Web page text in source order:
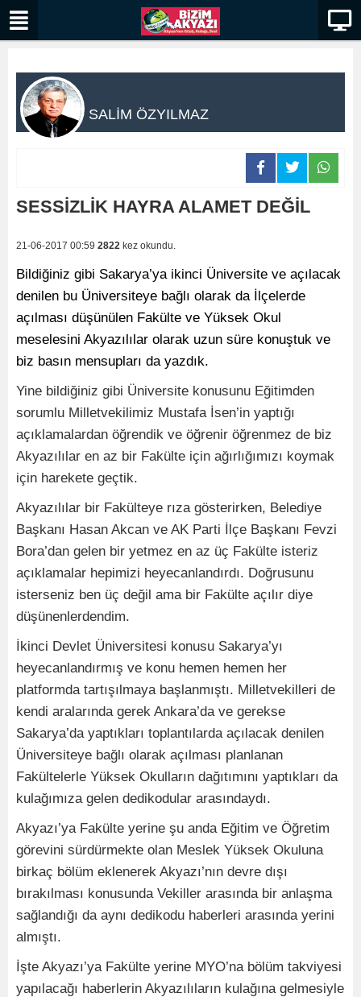
SALİM ÖZYILMAZ
SESSİZLİK HAYRA ALAMET DEĞİL
21-06-2017 00:59 2822 kez okundu.
Bildiğiniz gibi Sakarya’ya ikinci Üniversite ve açılacak
denilen bu Üniversiteye bağlı olarak da İlçelerde
açılması düşünülen Fakülte ve Yüksek Okul
meselesini Akyazılılar olarak uzun süre konuştuk ve
biz basın mensupları da yazdık.
Yine bildiğiniz gibi Üniversite konusunu Eğitimden
sorumlu Milletvekilimiz Mustafa İsen’in yaptığı
açıklamalardan öğrendik ve öğrenir öğrenmez de biz
Akyazılılar en az bir Fakülte için ağırlığımızı koymak
için harekete geçtik.
Akyazılılar bir Fakülteye rıza gösterirken, Belediye
Başkanı Hasan Akcan ve AK Parti İlçe Başkanı Fevzi
Bora’dan gelen bir yetmez en az üç Fakülte isteriz
açıklamalar hepimizi heyecanlandırdı. Doğrusunu
isterseniz ben üç değil ama bir Fakülte açılır diye
düşünenlerdendim.
İkinci Devlet Üniversitesi konusu Sakarya’yı
heyecanlandırmış ve konu hemen hemen her
platformda tartışılmaya başlanmıştı. Milletvekilleri de
kendi aralarında gerek Ankara’da ve gerekse
Sakarya’da yaptıkları toplantılarda açılacak denilen
Üniversiteye bağlı olarak açılması planlanan
Fakültelerle Yüksek Okulların dağıtımını yaptıkları da
kulağımıza gelen dedikodular arasındaydı.
Akyazı’ya Fakülte yerine şu anda Eğitim ve Öğretim
görevini sürdürmekte olan Meslek Yüksek Okuluna
birkaç bölüm eklenerek Akyazı’nın devre dışı
bırakılması konusunda Vekiller arasında bir anlaşma
sağlandığı da aynı dedikodu haberleri arasında yerini
almıştı.
İşte Akyazı’ya Fakülte yerine MYO’na bölüm takviyesi
yapılacağı haberlerin Akyazılıların kulağına gelmesiyle